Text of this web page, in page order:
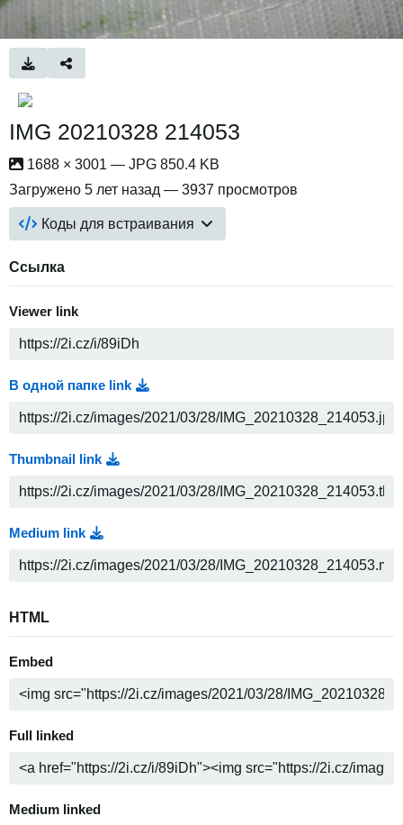
IMG 20210328 214053
1688 × 3001 — JPG 850.4 KB
Загружено 5 лет назад — 3937 просмотров
Коды для встраивания
Ссылка
Viewer link
В одной папке link
Thumbnail link
Medium link
HTML
Embed
Full linked
Medium linked